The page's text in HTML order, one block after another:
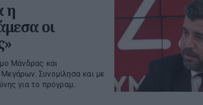
η
οι
Μάνδρας και
Συνομίλησα και με
για το πρόγραμ...